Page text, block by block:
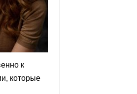
к
которые